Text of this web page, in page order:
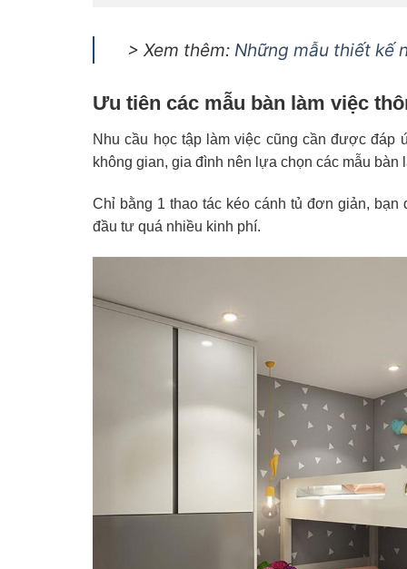
> Xem thêm: Những mẫu thiết kế
Ưu tiên các mẫu bàn làm việc
Nhu cầu học tập làm việc cũng cần được
không gian, gia đình nên lựa chọn các mẫu
Chỉ bằng 1 thao tác kéo cánh tủ đơn giản,
đầu tư quá nhiều kinh phí.